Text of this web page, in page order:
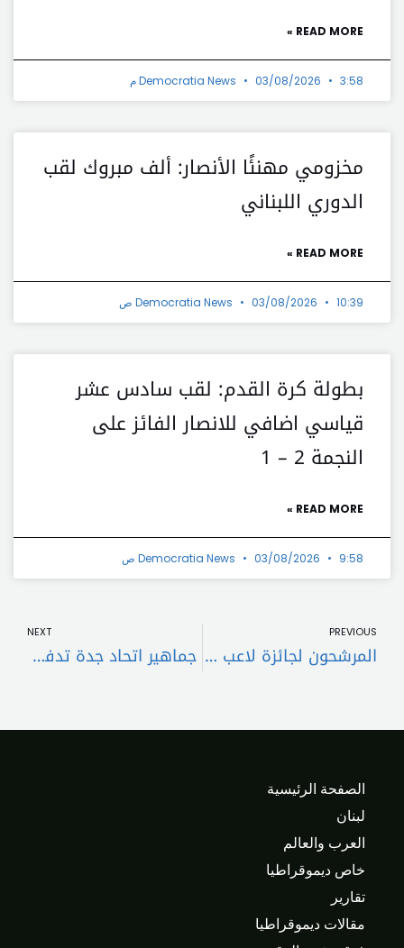
READ MORE »
Democratia News 03/08/2026 3:58 م
مخزومي مهنئًا الأنصار: ألف مبروك لقب
الدوري اللبناني
READ MORE »
Democratia News 03/08/2026 10:39 ص
بطولة كرة القدم: لقب سادس عشر
قياسي اضافي للانصار الفائز على
النجمة 2 – 1
READ MORE »
Democratia News 03/08/2026 9:58 ص
PREVIOUS
المرشحون لجائزة لاعب شهر ديسمبر في ريال مدريد
NEXT
جماهير اتحاد جدة تدفع بنزيما لتصرف مثير
الصفحة الرئيسية
لبنان
العرب والعالم
خاص ديموقراطيا
تقارير
مقالات ديموقراطيا